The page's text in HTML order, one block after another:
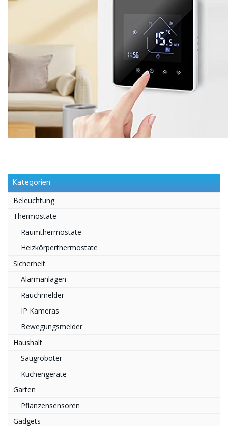
Kategorien
Beleuchtung
Thermostate
Raumthermostate
Heizkörperthermostate
Sicherheit
Alarmanlagen
Rauchmelder
IP Kameras
Bewegungsmelder
Haushalt
Saugroboter
Küchengeräte
Garten
Pflanzensensoren
Gadgets